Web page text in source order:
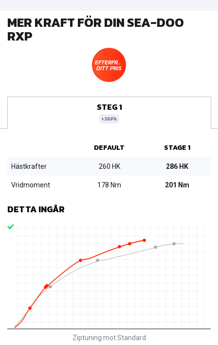
MER KRAFT FÖR DIN SEA-DOO
RXP
EFTERFRÅGA
DITT PRIS
STEG 1
+26Pk
DEFAULT STAGE 1
Hästkrafter 260 HK 286 HK
Vridmoment 178 Nm 201 Nm
DETTA INGÅR
Ziptuning mot Standard